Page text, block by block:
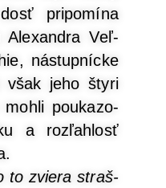
pri­po­mí­na
Ale­xan­dra Veľ­
nástup­níc­ke
však jeho šty­ri
pou­ka­zo­
a roz­ľah­losť
to zvie­ra straš­